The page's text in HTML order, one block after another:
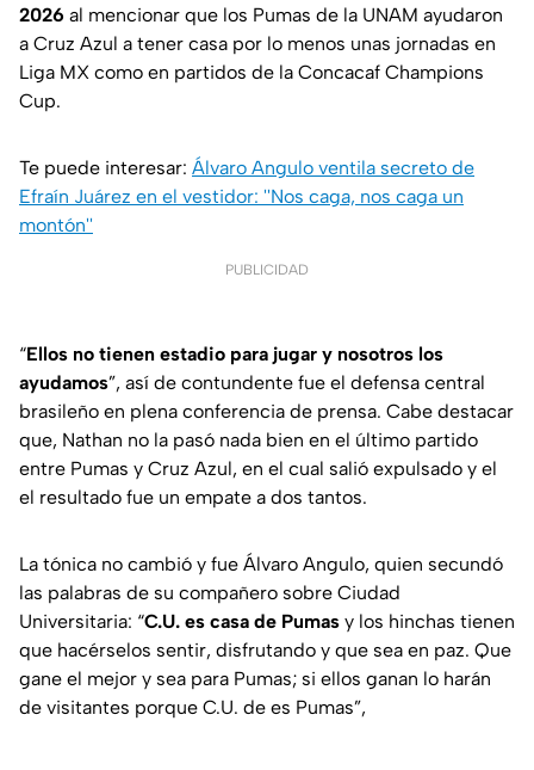
2026 al mencionar que los Pumas de la UNAM ayudaron
a Cruz Azul a tener casa por lo menos unas jornadas en
Liga MX como en partidos de la Concacaf Champions
Cup.
Te puede interesar: Álvaro Angulo ventila secreto de
Efraín Juárez en el vestidor: ''Nos caga, nos caga un
montón''
PUBLICIDAD
“Ellos no tienen estadio para jugar y nosotros los
ayudamos”, así de contundente fue el defensa central
brasileño en plena conferencia de prensa. Cabe destacar
que, Nathan no la pasó nada bien en el último partido
entre Pumas y Cruz Azul, en el cual salió expulsado y el
el resultado fue un empate a dos tantos.
La tónica no cambió y fue Álvaro Angulo, quien secundó
las palabras de su compañero sobre Ciudad
Universitaria: “C.U. es casa de Pumas y los hinchas tienen
que hacérselos sentir, disfrutando y que sea en paz. Que
gane el mejor y sea para Pumas; si ellos ganan lo harán
de visitantes porque C.U. de es Pumas”,